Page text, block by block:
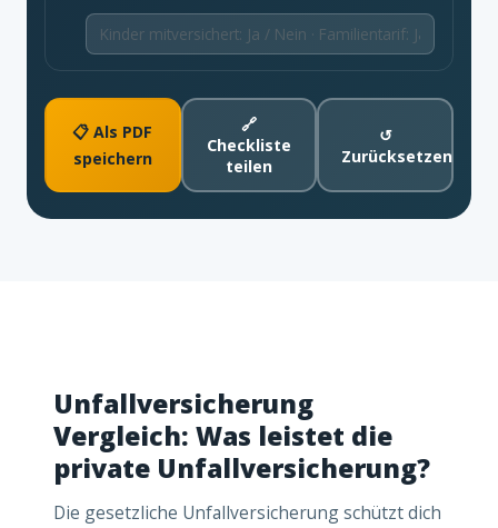
📋 Als PDF
speichern
🔗
Checkliste
teilen
↺
Zurücksetzen
Unfallversicherung
Vergleich: Was leistet die
private Unfallversicherung?
Die gesetzliche Unfallversicherung schützt dich